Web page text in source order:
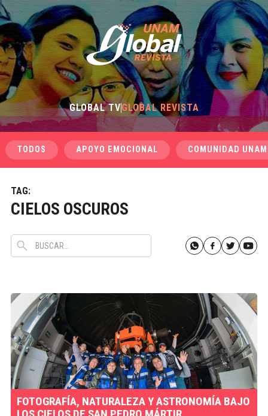
GLOBAL TVGLOBAL REVISTA
TODOS APOYO EMOCIONAL COMUNIDAD UNAM
TAG:
CIELOS OSCUROS
FOTOGRAFÍA, NATURALEZA Y ASTRONOMÍA BAJO